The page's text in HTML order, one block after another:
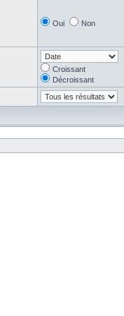
Oui Non
Croissant
Décroissant